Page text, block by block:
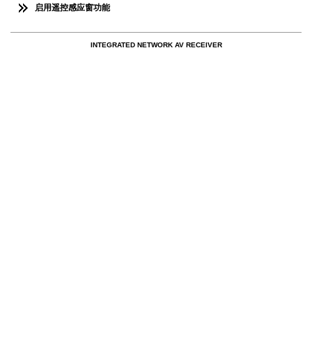
启用遥控感应窗功能
INTEGRATED NETWORK AV RECEIVER